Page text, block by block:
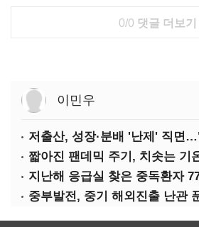
0/0 댓글 더보기
이민우